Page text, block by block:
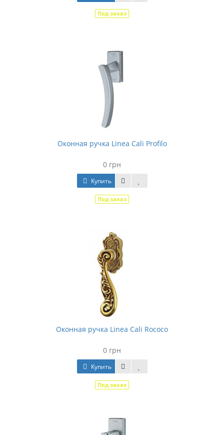
Под заказ
Оконная ручка Linea Cali Profilo
0 грн
Купить
Под заказ
Оконная ручка Linea Cali Rococo
0 грн
Купить
Под заказ